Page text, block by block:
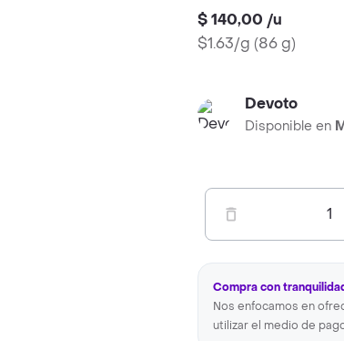
$ 140,00 /u
$1.63/g (86 g)
Devoto
Disponible en
1
Compra con
Nos enfocamos en
utilizar el medio de